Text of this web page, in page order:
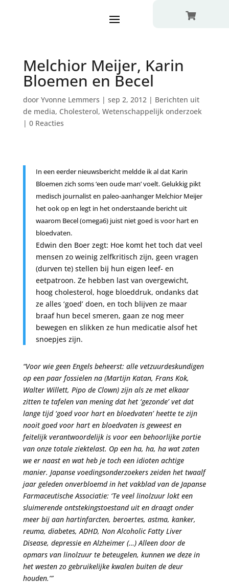

Melchior Meijer, Karin
Bloemen en Becel
door Yvonne Lemmers | sep 2, 2012| Berichten uit
de media, Cholesterol, Wetenschappelijk onderzoek
| 0 Reacties
In een eerder nieuwsbericht meldde ik al dat Karin
Bloemen zich soms ‘een oude man’ voelt. Gelukkig pikt
medisch journalist en paleo-aanhanger Melchior Meijer
het ook op en legt in het onderstaande bericht uit
waarom Becel (omega6) juist niet goed is voor hart en
bloedvaten.
Edwin den Boer zegt: Hoe komt het toch dat veel
mensen zo weinig zelfkritisch zijn, geen vragen
(durven te) stellen bij hun eigen leef- en
eetpatroon. Ze hebben last van overgewicht,
hoog cholesterol, hoge bloeddruk, ondanks dat
ze alles ‘goed’ doen, en toch blijven ze maar
braaf hun becel smeren, gaan ze nog meer
bewegen en slikken ze hun medicatie alsof het
snoepjes zijn.
“Voor wie geen Engels beheerst: alle vetzuurdeskundigen
op een paar fossielen na (Martijn Katan, Frans Kok,
Walter Willett, Pipo de Clown) zijn als ze met elkaar
zitten te tafelen van mening dat het ‘gezonde’ vet dat
lange tijd ‘goed voor hart en bloedvaten’ heette te zijn
nooit goed voor hart en bloedvaten is geweest en
feitelijk verantwoordelijk is voor een behoorlijke portie
van onze totale ziektelast. Op een ha, ha, ha wat zaten
we er naast en wat heb je toch een idioten achtige
manier. Japanse voedingsonderzoekers zeiden het twaalf
jaar geleden onverbloemd in het vakblad van de Japanse
Farmaceutische Associatie: ‘Te veel linolzuur lokt een
sluimerende ontstekingstoestand uit en draagt onder
meer bij aan hartinfarcten, beroertes, astma, kanker,
reuma, diabetes, ADHD, Non Alcoholic Fatty Liver
Disease, depressie en Alzheimer (…) Alleen door de
opmars van linolzuur te beteugelen, kunnen we deze in
het westen zo gebruikelijke kwalen buiten de deur
houden.’”